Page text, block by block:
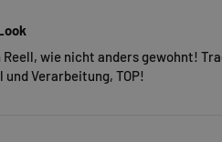
Reell, wie nicht anders gewohnt!
Verarbeitung, TOP!